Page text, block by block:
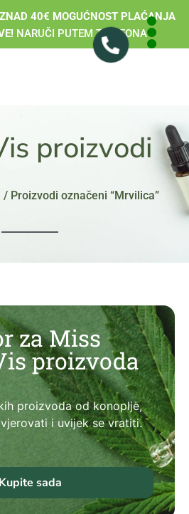
40€ MOGUĆNOST PLAĆANJA
NARUČI PUTEM TELEFONA
proizvodi
/ Proizvodi označeni “Mrvilica”
za Miss
proizvoda
proizvoda od konoplje,
i uvijek se vratiti.
Kupite sada